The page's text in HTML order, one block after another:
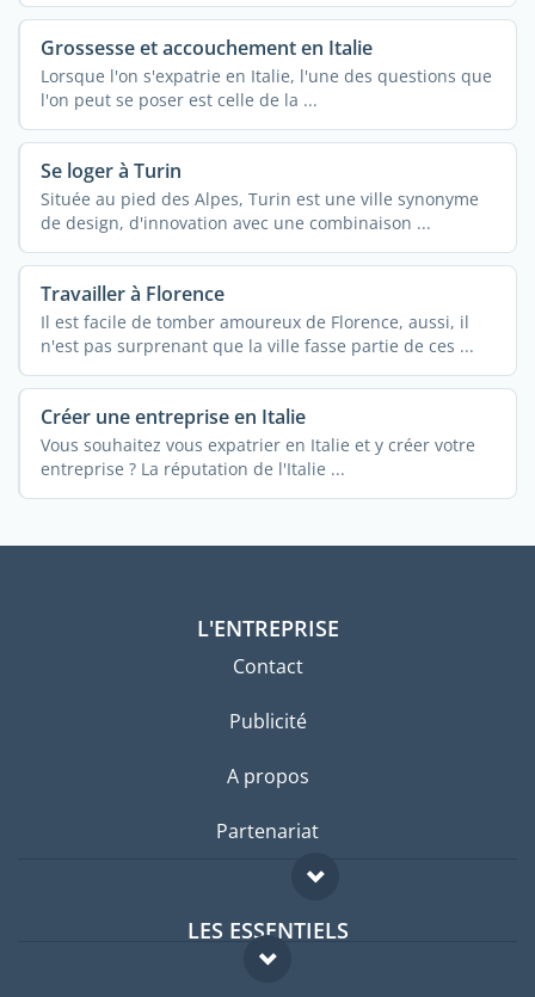
Grossesse et accouchement en Italie
Lorsque l'on s'expatrie en Italie, l'une des questions que
l'on peut se poser est celle de la ...
Se loger à Turin
Située au pied des Alpes, Turin est une ville synonyme
de design, d'innovation avec une combinaison ...
Travailler à Florence
Il est facile de tomber amoureux de Florence, aussi, il
n'est pas surprenant que la ville fasse partie de ces ...
Créer une entreprise en Italie
Vous souhaitez vous expatrier en Italie et y créer votre
entreprise ? La réputation de l'Italie ...
L'ENTREPRISE
Contact
Publicité
A propos
Partenariat
LES ESSENTIELS
Forum expatriés